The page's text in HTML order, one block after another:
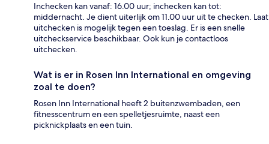
Inchecken kan vanaf: 16.00 uur; inchecken kan tot:
middernacht. Je dient uiterlijk om 11.00 uur uit te checken. Laat
uitchecken is mogelijk tegen een toeslag. Er is een snelle
uitcheckservice beschikbaar. Ook kun je contactloos
uitchecken.
Wat is er in Rosen Inn International en omgeving
zoal te doen?
Rosen Inn International heeft 2 buitenzwembaden, een
fitnesscentrum en een spelletjesruimte, naast een
picknickplaats en een tuin.